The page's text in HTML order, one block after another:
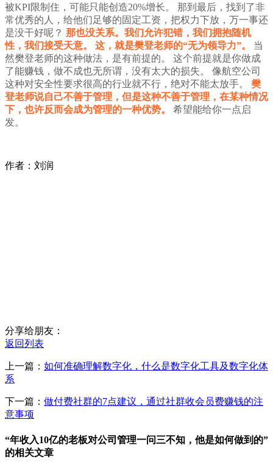
被KPI限制住，可能只能创造20%增长。
那到最后，找到了非
常优秀的人，给他们足够的固定工资，把权力下放，万一事还
是没干好呢？ 那也没关系。我们允许犯错，我们拥抱随机
性，我们接受天意。
这，就是樊登老师的“无为领导力”。
当
然樊登老师的这种做法，是有前提的。
这个前提就是你做成
了能赚钱，做不成也无所谓，没有太大的损失。
像航空公司
这种对安全性要求很高的行业就不行，绝对不能太放手。
樊
登老师说自己不善于管理，但是这种不善于管理，在某种情况
下，也许反而会成为管理的一种优势。
希望能给你一点启
发。
作者：刘润
分享给朋友：
返回列表
上一篇： 如何准确理解数字化，什么是数字化工具及数字化体
系
下一篇： 做付费社群的7点建议，通过社群收会员费赚钱的注
意事项
“年收入10亿的老板对公司管理一问三不知，他是如何做到的”
的相关文章